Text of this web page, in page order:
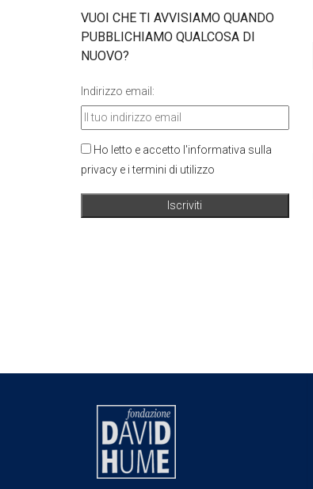
VUOI CHE TI AVVISIAMO QUANDO
PUBBLICHIAMO QUALCOSA DI
NUOVO?
Indirizzo email:
Ho letto e accetto l'informativa sulla
privacy e i termini di utilizzo